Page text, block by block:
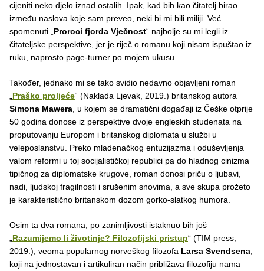
cijeniti neko djelo iznad ostalih. Ipak, kad bih kao čitatelj birao
između naslova koje sam preveo, neki bi mi bili miliji. Već
spomenuti „Proroci fjorda Vječnost“ najbolje su mi legli iz
čitateljske perspektive, jer je riječ o romanu koji nisam ispuštao iz
ruku, naprosto page-turner po mojem ukusu.
Također, jednako mi se tako svidio nedavno objavljeni roman
„Praško proljeće“ (Naklada Ljevak, 2019.) britanskog autora
Simona Mawera, u kojem se dramatični događaji iz Češke otprije
50 godina donose iz perspektive dvoje engleskih studenata na
proputovanju Europom i britanskog diplomata u službi u
veleposlanstvu. Preko mladenačkog entuzijazma i oduševljenja
valom reformi u toj socijalističkoj republici pa do hladnog cinizma
tipičnog za diplomatske krugove, roman donosi priču o ljubavi,
nadi, ljudskoj fragilnosti i srušenim snovima, a sve skupa prožeto
je karakteristično britanskom dozom gorko-slatkog humora.
Osim ta dva romana, po zanimljivosti istaknuo bih još
„Razumijemo li životinje? Filozofijski pristup“ (TIM press,
2019.), veoma popularnog norveškog filozofa Larsa Svendsena,
koji na jednostavan i artikuliran način približava filozofiju nama